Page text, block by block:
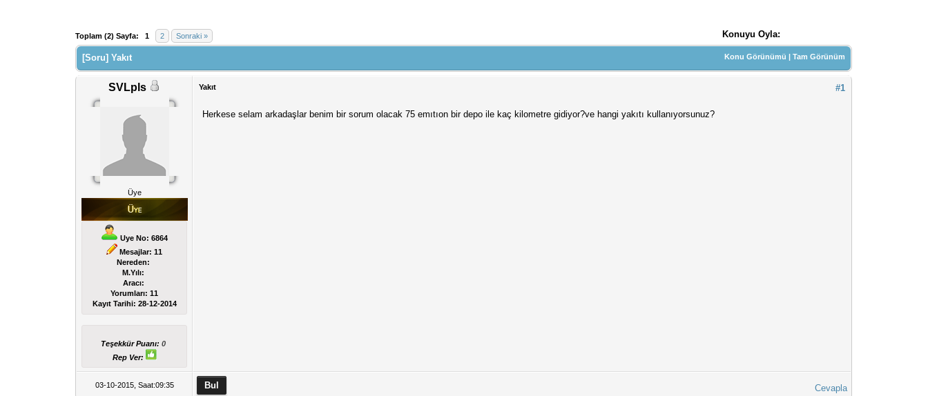
Toplam (2) Sayfa: 1 2 Sonraki » Konuyu Oyla:
Derecelendirme: 0/5 - 0 oy
1
2
3
4
5
Konu Görünümü |Tam Görünüm
[Soru] Yakıt
SVLpls
Üye
Uye No: 6864
Mesajlar: 11
Nereden:
M.Yılı:
Aracı:
Yorumları:11
Kayıt Tarihi: 28-12-2014
Teşekkür Puanı:0
Rep Ver:
#1
Yakıt
Herkese selam arkadaşlar benim bir sorum olacak 75 emıtıon bir depo ile kaç kilometre gidiyor?ve hangi yakıtı kullanıyorsunuz?
03-10-2015, Saat:09:35 Cevapla